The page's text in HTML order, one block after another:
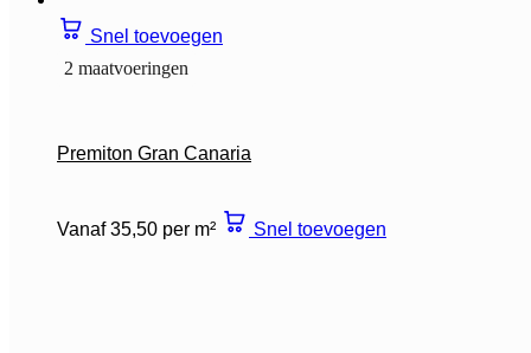
Snel toevoegen
2 maatvoeringen
Premiton Gran Canaria
Vanaf 35,50 per m² Snel toevoegen